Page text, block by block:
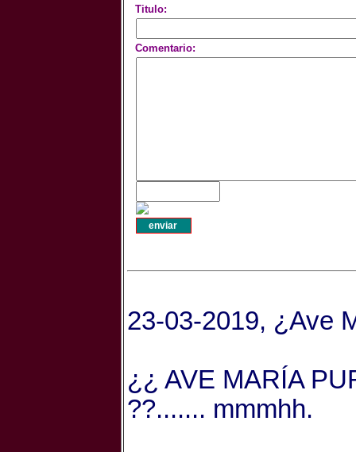
Titulo:
Comentario:
23-03-2019, ¿Ave
¿¿ AVE MARÍA
??....... mmmhh.